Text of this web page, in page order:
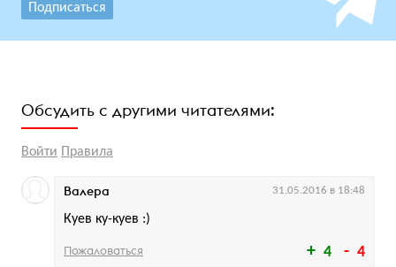
Подписаться
Обсудить с другими читателями:
Войти Правила
4 4
Куев ку-куев :)
Валера 31.05.2016 в 18:48
Пожаловаться